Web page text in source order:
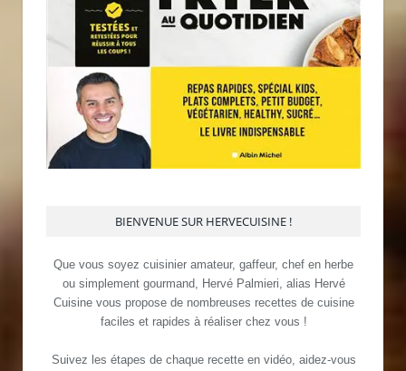
BIENVENUE SUR HERVECUISINE !
Que vous soyez cuisinier amateur, gaffeur, chef en herbe
ou simplement gourmand, Hervé Palmieri, alias Hervé
Cuisine vous propose de nombreuses recettes de cuisine
faciles et rapides à réaliser chez vous !
Suivez les étapes de chaque recette en vidéo, aidez-vous